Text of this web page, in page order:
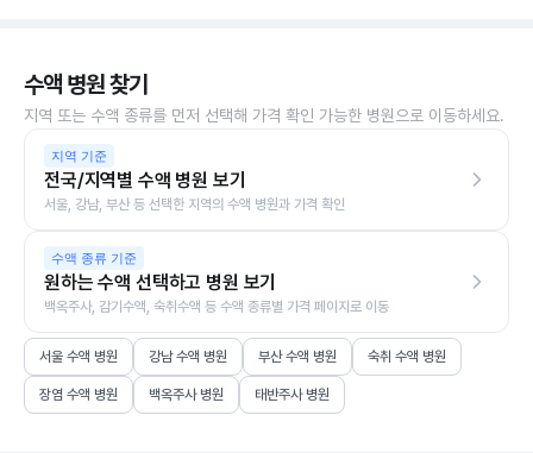
수액 병원 찾기
지역 또는 수액 종류를 먼저 선택해 가격 확인 가능한 병원으로 이동하세요.
지역 기준
전국/지역별 수액 병원 보기
서울, 강남, 부산 등 선택한 지역의 수액 병원과 가격 확인
수액 종류 기준
원하는 수액 선택하고 병원 보기
백옥주사, 감기수액, 숙취수액 등 수액 종류별 가격 페이지로 이동
서울 수액 병원 강남 수액 병원 부산 수액 병원 숙취 수액 병원
장염 수액 병원 백옥주사 병원 태반주사 병원